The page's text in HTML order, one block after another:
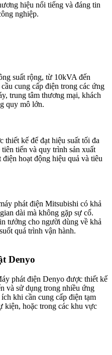
hiệu nổi tiếng và đáng tin
nghiệp.
suất rộng, từ 10kVA đến
cung cấp điện trong các ứng
trung tâm thương mại, khách
quy mô lớn.
thiết kế để đạt hiệu suất tối đa
tiến và quy trình sản xuất
hoạt động hiệu quả và tiêu
phát điện Mitsubishi có khả
dài mà không gặp sự cố.
tưởng cho người dùng về khả
quá trình vận hành.
Denyo
phát điện Denyo được thiết kế
và sử dụng trong nhiều ứng
khi cần cung cấp điện tạm
kiện, hoặc trong các khu vực